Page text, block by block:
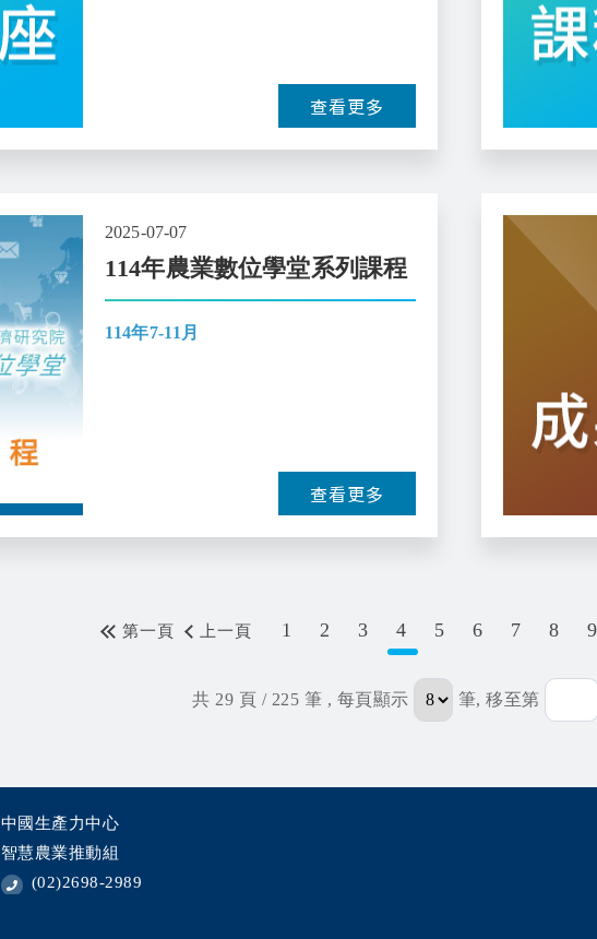
查看更多
2025-07-07
114年農業數位學堂系列課程
114年7-11月
查看更多
第一頁 上一頁 1 2 3 4 5 6 7 8 9
共 29 頁 / 225 筆 , 每頁顯示 筆, 移至第
中國生產力中心
智慧農業推動組
(02)2698-2989